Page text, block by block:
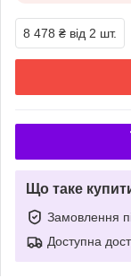
8 478 ₴ від 2 шт.
Що таке
Замовлення
Доступна